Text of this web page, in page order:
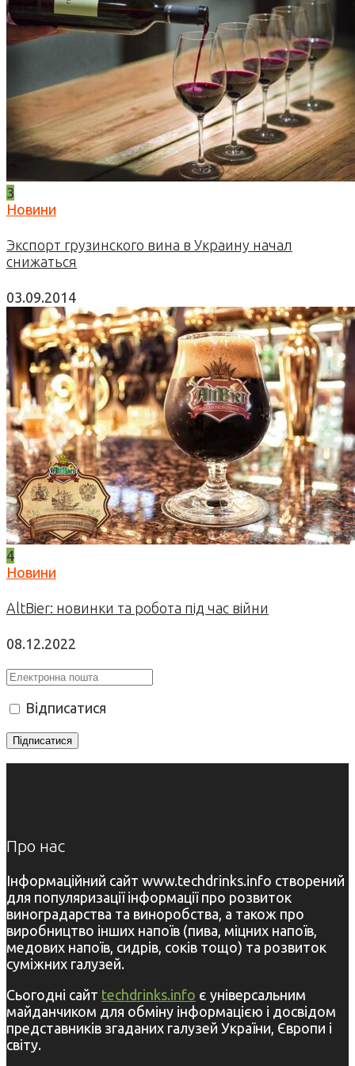
3
Новини
Экспорт грузинского вина в Украину начал
снижаться
03.09.2014
4
Новини
AltBier: новинки та робота під час війни
08.12.2022
Відписатися
Про нас
Інформаційний сайт www.techdrinks.info створений
для популяризації інформації про розвиток
виноградарства та виноробства, а також про
виробництво інших напоїв (пива, міцних напоїв,
медових напоїв, сидрів, соків тощо) та розвиток
суміжних галузей.
Сьогодні сайт techdrinks.info є універсальним
майданчиком для обміну інформацією і досвідом
представників згаданих галузей України, Європи і
світу.